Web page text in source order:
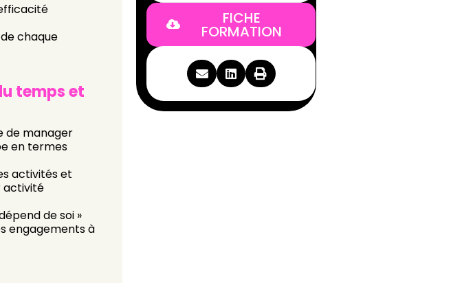
chaque
temps et
de manager
en termes
activités et
activité
de soi »
engagements à
FICHE
FORMATION